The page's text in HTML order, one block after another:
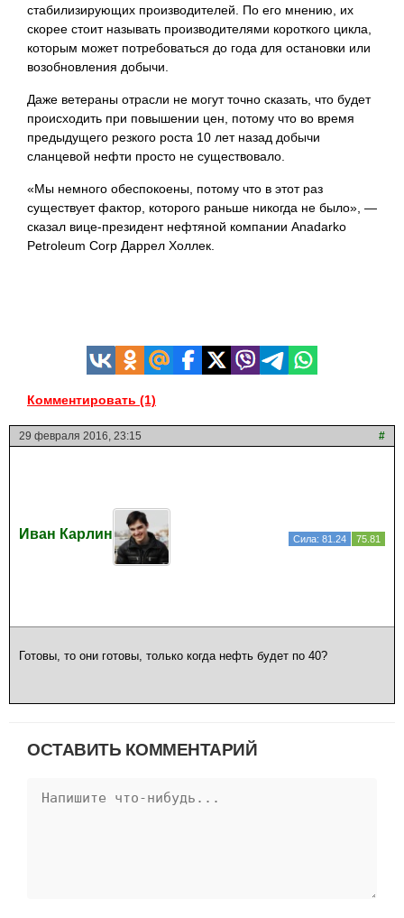
стабилизирующих производителей. По его мнению, их
скорее стоит называть производителями короткого цикла,
которым может потребоваться до года для остановки или
возобновления добычи.
Даже ветераны отрасли не могут точно сказать, что будет
происходить при повышении цен, потому что во время
предыдущего резкого роста 10 лет назад добычи
сланцевой нефти просто не существовало.
«Мы немного обеспокоены, потому что в этот раз
существует фактор, которого раньше никогда не было», —
сказал вице-президент нефтяной компании Anadarko
Petroleum Corp Даррел Холлек.
Комментировать (1)
29 февраля 2016, 23:15 #
Иван Карлин Сила: 81.24 75.81
Готовы, то они готовы, только когда нефть будет по 40?
ОСТАВИТЬ КОММЕНТАРИЙ